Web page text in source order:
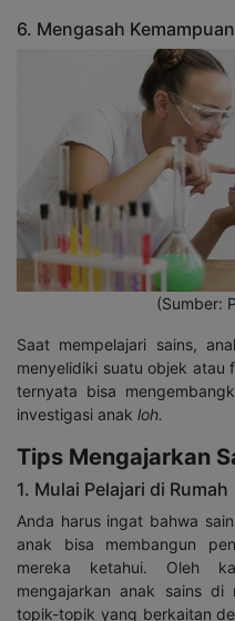
6. Mengasah
(Sumber:
Saat mempelajari sains,
menyelidiki suatu objek atau
ternyata bisa
investigasi anak loh.
Tips Mengajarkan
1. Mulai Pelajari di Rumah
Anda harus ingat bahwa
anak bisa membangun
mereka ketahui. Oleh
mengajarkan anak sains di
topik-topik yang berkaitan